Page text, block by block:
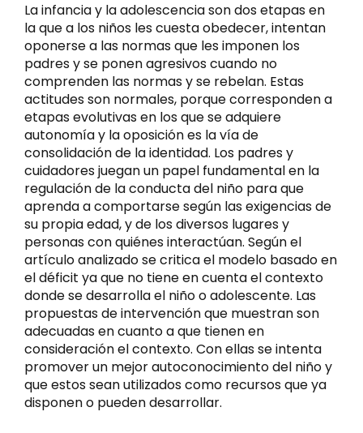
La infancia y la adolescencia son dos etapas en
la que a los niños les cuesta obedecer, intentan
oponerse a las normas que les imponen los
padres y se ponen agresivos cuando no
comprenden las normas y se rebelan. Estas
actitudes son normales, porque corresponden a
etapas evolutivas en los que se adquiere
autonomía y la oposición es la vía de
consolidación de la identidad. Los padres y
cuidadores juegan un papel fundamental en la
regulación de la conducta del niño para que
aprenda a comportarse según las exigencias de
su propia edad, y de los diversos lugares y
personas con quiénes interactúan. Según el
artículo analizado se critica el modelo basado en
el déficit ya que no tiene en cuenta el contexto
donde se desarrolla el niño o adolescente. Las
propuestas de intervención que muestran son
adecuadas en cuanto a que tienen en
consideración el contexto. Con ellas se intenta
promover un mejor autoconocimiento del niño y
que estos sean utilizados como recursos que ya
disponen o pueden desarrollar.